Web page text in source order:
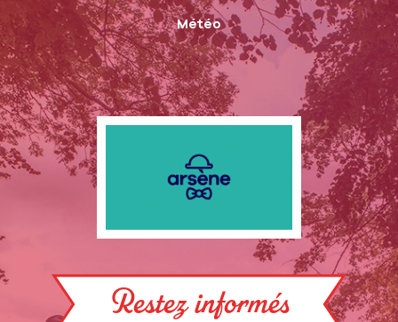
Météo
Restez informés